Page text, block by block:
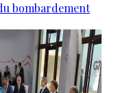
bombardement